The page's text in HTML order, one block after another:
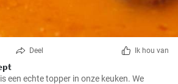
Deel Ik hou van
een echte topper in onze keuken. We